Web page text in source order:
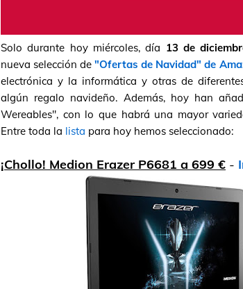
Solo durante hoy miércoles, día 13 de
nueva selección de"Ofertas de Navidad" de
electrónica y la informática y otras de
algún regalo navideño. Además, hoy han
Wereables", con lo que habrá una mayor
Entre toda la lista para hoy hemos seleccionado:
¡Chollo! Medion Erazer P6681 a 699 € -